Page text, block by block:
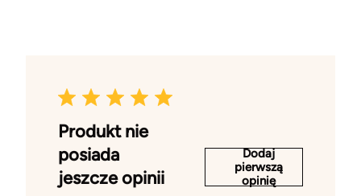
Produkt nie
posiada
jeszcze opinii
Dodaj
pierwszą
opinię